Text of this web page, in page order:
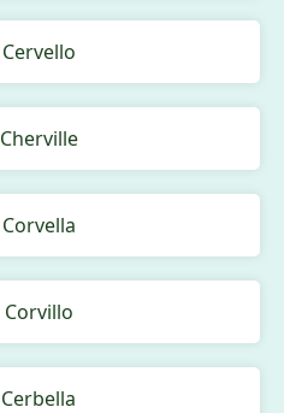
Cervello
Cherville
Corvella
Corvillo
Cerbella